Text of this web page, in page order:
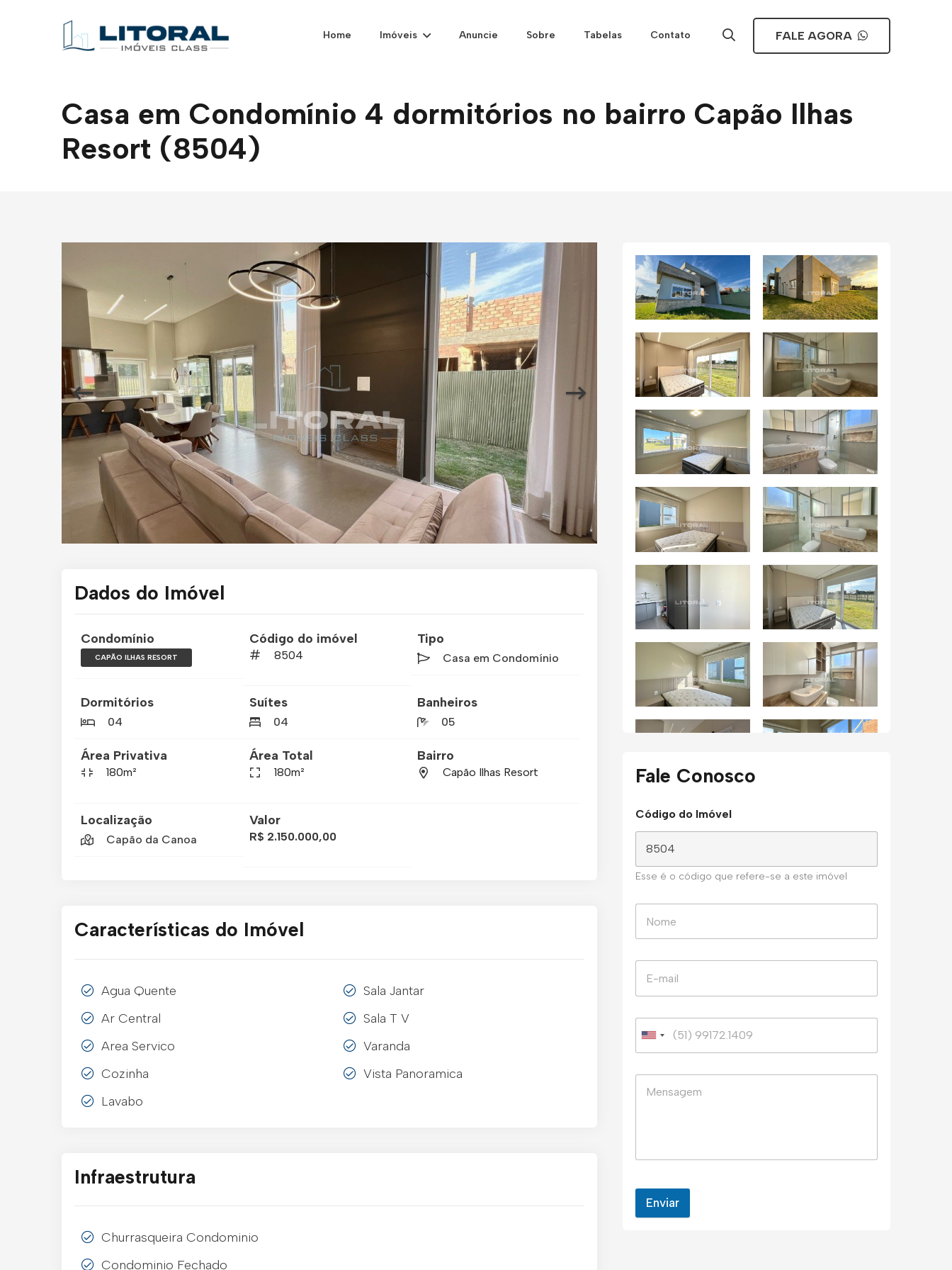
Home Imóveis Anuncie Sobre Tabelas Contato FALE AGORA
Casa em Condomínio 4 dormitórios no bairro Capão Ilhas
Resort (8504)
Dados do Imóvel
Condomínio
CAPÃO ILHAS RESORT
Código do imóvel
8504
Tipo
Casa em Condomínio
Dormitórios
04
Suítes
04
Banheiros
05
Área Privativa
180m²
Área Total
180m²
Bairro
Capão Ilhas Resort
Localização
Capão da Canoa
Valor
R$ 2.150.000,00
Características do Imóvel
Agua Quente
Ar Central
Area Servico
Cozinha
Lavabo
Sala Jantar
Sala T V
Varanda
Vista Panoramica
Infraestrutura
Churrasqueira Condominio
Condominio Fechado
Fale Conosco
Código do Imóvel
Esse é o código que refere-se a este imóvel
Enviar